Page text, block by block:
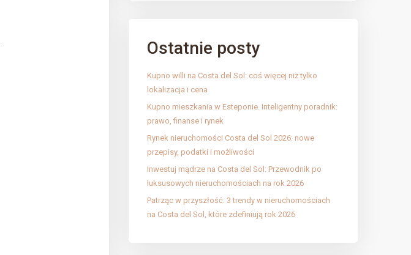
Ostatnie posty
Kupno willi na Costa del Sol: coś więcej niż tylko
lokalizacja i cena
Kupno mieszkania w Esteponie. Inteligentny poradnik:
prawo, finanse i rynek
Rynek nieruchomości Costa del Sol 2026: nowe
przepisy, podatki i możliwości
Inwestuj mądrze na Costa del Sol: Przewodnik po
luksusowych nieruchomościach na rok 2026
Patrząc w przyszłość: 3 trendy w nieruchomościach
na Costa del Sol, które zdefiniują rok 2026